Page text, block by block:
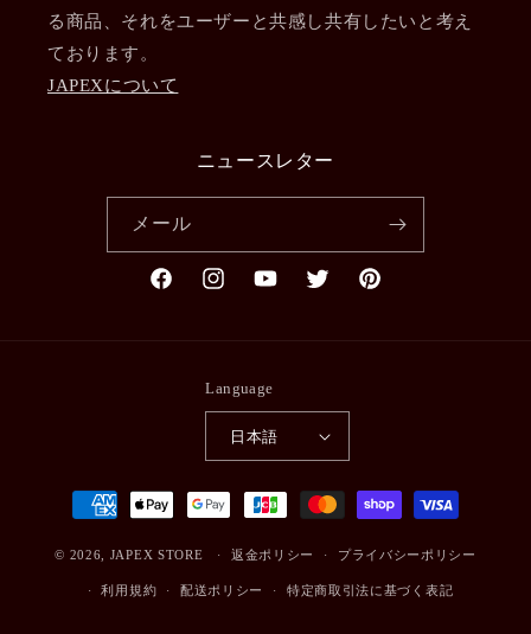
る商品、それをユーザーと共感し共有したいと考え
ております。
JAPEXについて
ニュースレター
メール
FacebookInstagramYouTubeTwitter Pinterest
Language
日本語
決
済
方
© 2026, JAPEX STORE 返金ポリシー プライバシーポリシー
利用規約 配送ポリシー 特定商取引法に基づく表記